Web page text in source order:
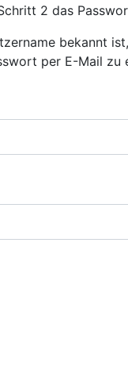
2 das
bekannt
per E-Mail